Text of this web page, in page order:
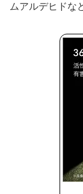
ムアルデヒドな